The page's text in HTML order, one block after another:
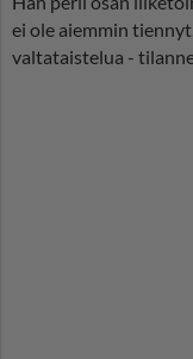
ei ole aiemmin
valtataistelua -